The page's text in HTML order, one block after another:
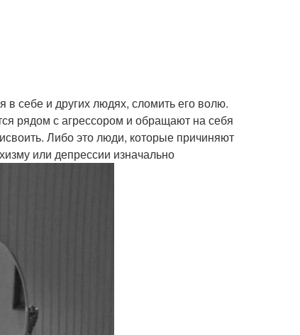
в себе и других людях, сломить его волю.
рядом с агрессором и обращают на себя
Либо это люди, которые причиняют
или депрессии изначально